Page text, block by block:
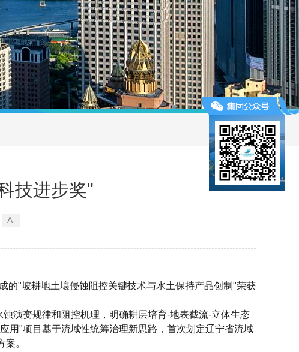
技进步奖"
A-
的"坡耕地土壤侵蚀阻控关键技术与水土保持产品创制"荣获
演变规律和阻控机理，明确耕层培育-地表截流-立体生态
用"项目基于流域性统筹治理新思路，首次划定辽宁省流域
。